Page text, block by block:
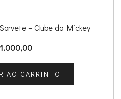
– Clube do Mickey
AO CARRINHO